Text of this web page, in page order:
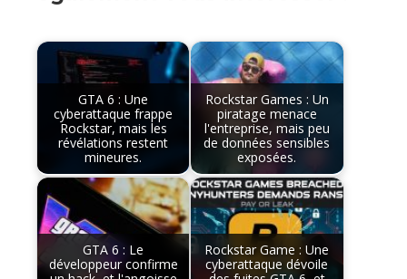
GTA 6 : Une
cyberattaque frappe
Rockstar, mais les
révélations restent
mineures.
Rockstar Games : Un
piratage menace
l'entreprise, mais peu
de données sensibles
exposées.
GTA 6 : Le
développeur confirme
Rockstar Game : Une
cyberattaque dévoile